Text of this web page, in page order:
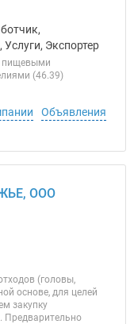
Экспортер
пищевыми
(46.39)
Объявления
ООО
(головы,
основе, для целей
закупку
Предварительно